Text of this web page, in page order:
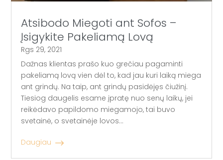
Atsibodo Miegoti ant Sofos –
Įsigykite Pakeliamą Lovą
Rgs 29, 2021
Dažnas klientas prašo kuo grečiau pagaminti
pakeliamą lovą vien dėl to, kad jau kuri laiką miega
ant grindų. Na taip, ant grindų pasidėjęs čiužinį.
Tiesiog daugelis esame įpratę nuo senų laikų, jei
reikėdavo papildomo miegamojo, tai buvo
svetainė, o svetainėje lovos...
Daugiau